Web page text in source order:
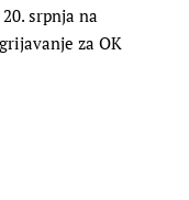
srpnja na
za OK